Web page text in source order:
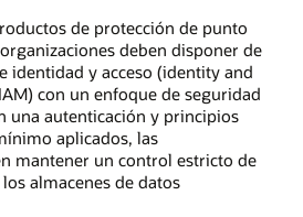
de protección de punto
deben disponer de
identidad y acceso (identity and
con un enfoque de seguridad
una autenticación y principios
aplicados, las
mantener un control estricto de
almacenes de datos